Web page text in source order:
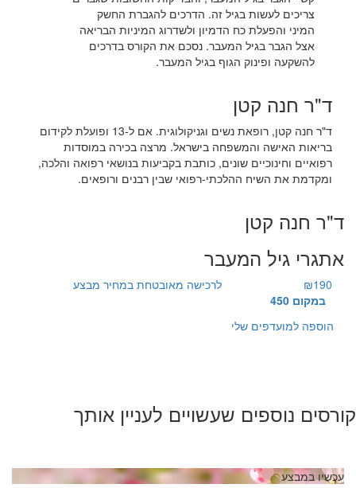
צריכים לעשות בגיל זה. הדרכים להגברת החשק
המיני והפעלת כח הדמיון ולשדרוג המיניות הבריאה
אצל הגבר בגיל המעבר. נסכם את הקורס בדרכים
להשקעה ופינוק הגוף בגיל המעבר.
ד"ר חנה קטן
ד"ר חנה קטן, רופאת נשים וגניקולוגית. אם ל-13 ופועלת לקידום
בריאות האישה והמשפחה בישראל. מרצה בכירה במוסדות
רפואיים וחינוכיים שונים, כותבת בקביעות בנושאי רפואה והלכה,
ומקדמת את השיח ההלכתי-רפואי שבין רבנים ורופאים.
ד"ר חנה קטן
אתגרי גיל המעבר
לרכישה מאובטחת במחיר מבצע
₪190
במקום 450
הוספה למועדפים שלי
קורסים נוספים שעשויים לעניין אותך
עכשיו במבצע